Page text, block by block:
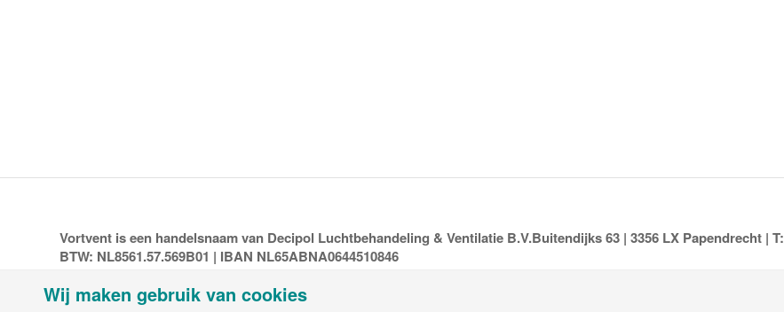
Vortvent is een handelsnaam van Decipol Luchtbehandeling & Ventilatie B.V.Buitendijks 63 | 3356 LX Papendrecht | T:
BTW: NL8561.57.569B01 | IBAN NL65ABNA0644510846
Wij maken gebruik van cookies